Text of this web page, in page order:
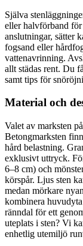
Själva
eller halvförband
anslutningar, sätter
fogsand eller
vattenavrinning.
allt städas rent. Du
samt tips för
Material och
Valet av marksten
Betongmarksten
hård belastning.
exklusivt uttryck.
6–8 cm) och
körspår. Ljus sten
medan mörkare
kombinera
ränndal för ett
uteplats i sten? Vi
enhetlig utemiljö